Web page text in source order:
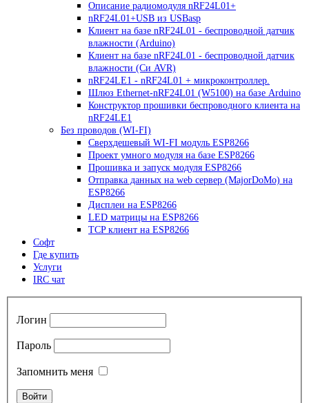
Описание радиомодуля nRF24L01+
nRF24L01+USB из USBasp
Клиент на базе nRF24L01 - беспроводной датчик
влажности (Arduino)
Клиент на базе nRF24L01 - беспроводной датчик
влажности (Си AVR)
nRF24LE1 - nRF24L01 + микроконтроллер.
Шлюз Ethernet-nRF24L01 (W5100) на базе Arduino
Конструктор прошивки беспроводного клиента на
nRF24LE1
Без проводов (WI-FI)
Сверхдешевый WI-FI модуль ESP8266
Проект умного модуля на базе ESP8266
Прошивка и запуск модуля ESP8266
Отправка данных на web сервер (MajorDoMo) на
ESP8266
Дисплеи на ESP8266
LED матрицы на ESP8266
TCP клиент на ESP8266
Софт
Где купить
Услуги
IRC чат
Логин
Пароль
Запомнить меня